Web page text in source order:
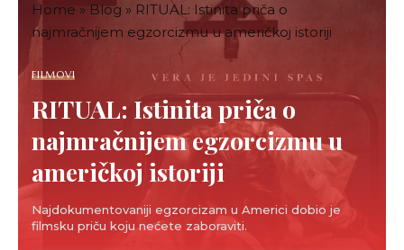
Home » Blog » RITUAL: Istinita priča o
najmračnijem egzorcizmu u američkoj istoriji
FILMOVI
RITUAL: Istinita priča o
najmračnijem egzorcizmu u
američkoj istoriji
Najdokumentovaniji egzorcizam u Americi dobio je
filmsku priču koju nećete zaboraviti.